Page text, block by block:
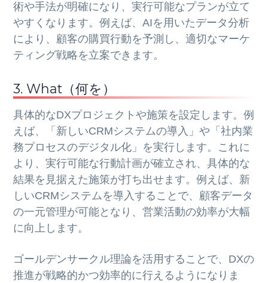
術や手法が明確になり、実行可能なプランが立て
やすくなります。例えば、AIを用いたデータ分析
により、顧客の購買行動を予測し、適切なマーケ
ティング戦略を立案できます。
3. What（何を）
具体的なDXプロジェクトや施策を設定します。例
えば、「新しいCRMシステムの導入」や「社内業
務プロセスのデジタル化」を実行します。これに
より、実行可能な行動計画が確立され、具体的な
結果を見据えた施策が打ち出せます。例えば、新
しいCRMシステムを導入することで、顧客データ
の一元管理が可能となり、営業活動の効率が大幅
に向上します。
ゴールデンサークル理論を活用することで、DXの
推進が戦略的かつ効率的に行えるようになりま